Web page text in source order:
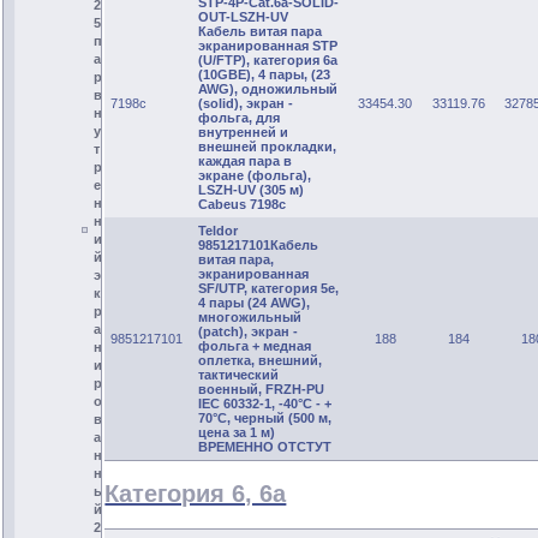
2
5
п
а
р
в
н
у
т
р
е
н
н
и
й
э
к
р
а
н
и
р
о
в
а
н
н
ы
й
2
7198c
OUT-LSZH-UV
Кабель витая пара
экранированная STP
(U/FTP), категория 6a
(10GBE), 4 пары, (23
AWG), одножильный
(solid), экран -
фольга, для
внутренней и
внешней прокладки,
каждая пара в
экране (фольга),
LSZH-UV (305 м)
Cabeus 7198c
33454.30 33119.76
9851217101
Teldor
9851217101Кабель
витая пара,
экранированная
SF/UTP, категория 5е,
4 пары (24 AWG),
многожильный
(patch), экран -
фольга + медная
оплетка, внешний,
тактический
военный, FRZH-PU
IEC 60332-1, -40°C - +
70°C, черный (500 м,
цена за 1 м)
ВРЕМЕННО ОТСТУТ
188 184
Категория 6, 6а